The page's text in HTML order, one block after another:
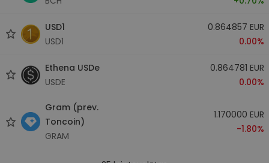
USD1
USD1
0.864857 EUR
0.00%
Ethena USDe
USDE
0.864781 EUR
0.00%
Gram (prev.
Toncoin)
GRAM
1.170000 EUR
-1.80%